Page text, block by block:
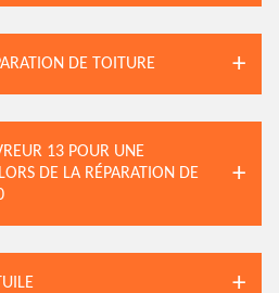
DE TOITURE
13 POUR UNE
DE LA RÉPARATION DE